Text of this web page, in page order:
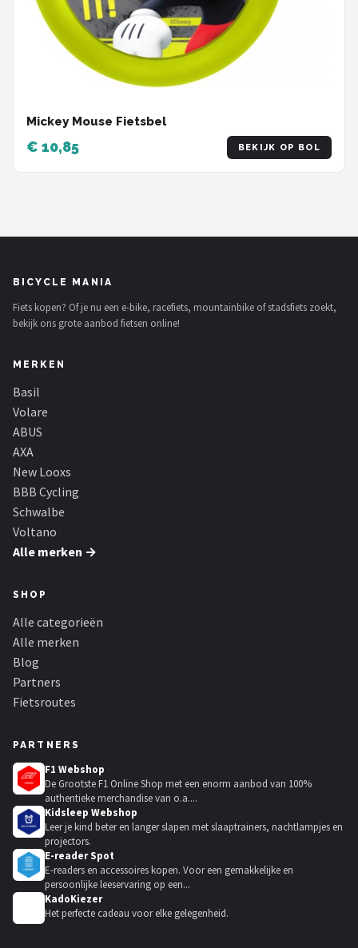
Mickey Mouse Fietsbel
€ 10,85 BEKIJK OP BOL
BICYCLE MANIA
Fiets kopen? Of je nu een e-bike, racefiets, mountainbike of stadsfiets zoekt,
bekijk ons grote aanbod fietsen online!
MERKEN
Basil
Volare
ABUS
AXA
New Looxs
BBB Cycling
Schwalbe
Voltano
Alle merken →
SHOP
Alle categorieën
Alle merken
Blog
Partners
Fietsroutes
PARTNERS
F1 Webshop
De Grootste F1 Online Shop met een enorm aanbod van 100%
authentieke merchandise van o.a....
Kidsleep Webshop
Leer je kind beter en langer slapen met slaaptrainers, nachtlampjes en
projectors.
E-reader Spot
E-readers en accessoires kopen. Voor een gemakkelijke en
persoonlijke leeservaring op een...
KadoKiezer
Het perfecte cadeau voor elke gelegenheid.